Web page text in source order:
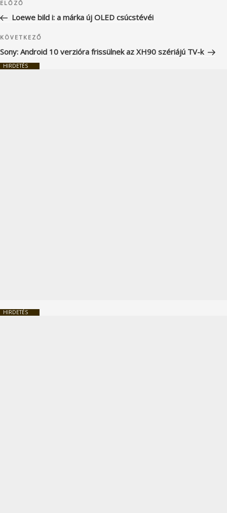
navigáció
Korábbi
bejegyzés
ELŐZŐ
Loewe bild i: a márka új OLED csúcstévéi
Következő
bejegyzés
KÖVETKEZŐ
Sony: Android 10 verzióra frissülnek az XH90 szériájú TV-k
HIRDETÉS
HIRDETÉS